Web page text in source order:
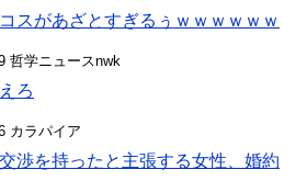
スがあざとすぎるぅｗｗｗｗｗｗ
哲学ニュースnwk
ろ
カラパイア
渉を持ったと主張する女性、婚約